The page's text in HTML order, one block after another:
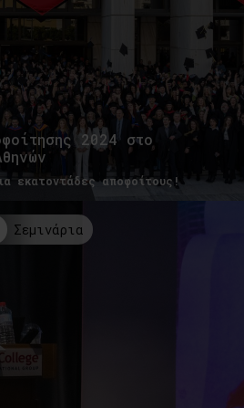
2024 στο
εκατοντάδες αποφοίτους!
Σεμινάρια